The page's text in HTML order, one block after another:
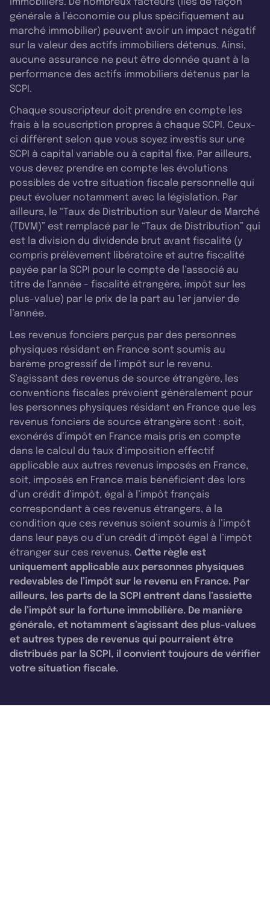
immobiliers. De nombreux facteurs (liés de façon
générale à l’économie ou plus spécifiquement au
marché immobilier) peuvent avoir un impact négatif
sur la valeur des actifs immobiliers détenus. Ainsi,
aucune assurance ne peut être donnée quant à la
performance des actifs immobiliers détenus par la
SCPI.
Chaque souscripteur doit prendre en compte les
frais à la souscription propres à chaque SCPI. Ceux-
ci diffèrent selon que vous soyez investis sur une
SCPI à capital variable ou à capital fixe. Par ailleurs,
vous devez prendre en compte les évolutions
possibles de votre situation fiscale personnelle qui
peut évoluer notamment avec la législation. Par
ailleurs, le “Taux de Distribution sur Valeur de Marché
(TDVM)” est remplacé par le “Taux de Distribution” qui
est la division du dividende brut avant fiscalité (y
compris prélèvement libératoire et autre fiscalité
payée par la SCPI pour le compte de l’associé au
titre de l’année - fiscalité étrangère, impôt sur les
plus-value) par le prix de la part au 1er janvier de
l’année.
Les revenus fonciers perçus par des personnes
physiques résidant en France sont soumis au
barème progressif de l’impôt sur le revenu.
S’agissant des revenus de source étrangère, les
conventions fiscales prévoient généralement pour
les personnes physiques résidant en France que les
revenus fonciers de source étrangère sont : soit,
exonérés d’impôt en France mais pris en compte
dans le calcul du taux d’imposition effectif
applicable aux autres revenus imposés en France,
soit, imposés en France mais bénéficient dès lors
d’un crédit d’impôt, égal à l’impôt français
correspondant à ces revenus étrangers, à la
condition que ces revenus soient soumis à l’impôt
dans leur pays ou d’un crédit d’impôt égal à l’impôt
étranger sur ces revenus. Cette règle est
uniquement applicable aux personnes physiques
redevables de l’impôt sur le revenu en France. Par
ailleurs, les parts de la SCPI entrent dans l’assiette
de l’impôt sur la fortune immobilière. De manière
générale, et notamment s’agissant des plus-values
et autres types de revenus qui pourraient être
distribués par la SCPI, il convient toujours de vérifier
votre situation fiscale.